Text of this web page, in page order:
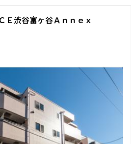
渋谷富ヶ谷Ａｎｎｅｘ